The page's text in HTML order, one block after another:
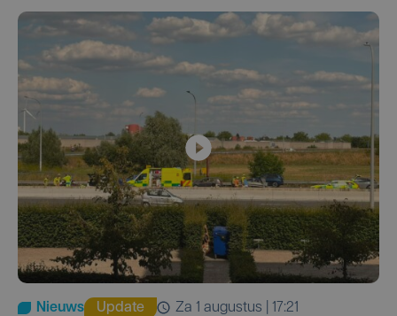
Nieuws Update
za 1 augustus | 17:21